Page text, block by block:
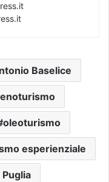
Baselice
enoturismo
oleoturismo
esperienziale